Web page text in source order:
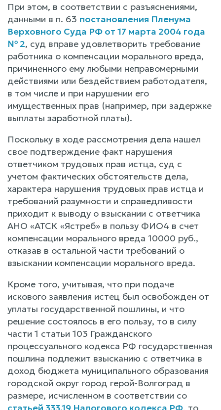
При этом, в соответствии с разъяснениями,
данными в п. 63 постановления Пленума
Верховного Суда РФ от 17 марта 2004 года
№ 2, суд вправе удовлетворить требование
работника о компенсации морального вреда,
причиненного ему любыми неправомерными
действиями или бездействием работодателя,
в том числе и при нарушении его
имущественных прав (например, при задержке
выплаты заработной платы).
Поскольку в ходе рассмотрения дела нашел
свое подтверждение факт нарушения
ответчиком трудовых прав истца, суд с
учетом фактических обстоятельств дела,
характера нарушения трудовых прав истца и
требований разумности и справедливости
приходит к выводу о взыскании с ответчика
АНО «АТСК «Ястреб» в пользу ФИО4 в счет
компенсации морального вреда 10000 руб.,
отказав в остальной части требований о
взыскании компенсации морального вреда.
Кроме того, учитывая, что при подаче
искового заявления истец был освобожден от
уплаты государственной пошлины, и что
решение состоялось в его пользу, то в силу
части 1 статьи 103 Гражданского
процессуального кодекса РФ государственная
пошлина подлежит взысканию с ответчика в
доход бюджета муниципального образования
городской округ город герой-Волгоград в
размере, исчисленном в соответствии со
статьей 333.19 Налогового кодекса РФ, то